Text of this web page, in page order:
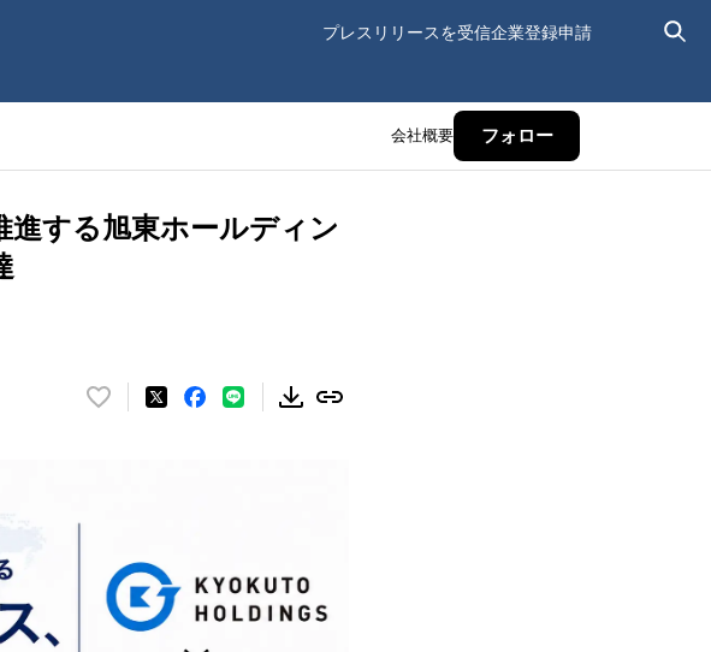
プレスリリースを受信企業登録申請
会社概要 フォロー
進する旭東ホールディン
い
み
込